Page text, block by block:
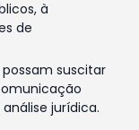
à
de
suscitar
jurídica.